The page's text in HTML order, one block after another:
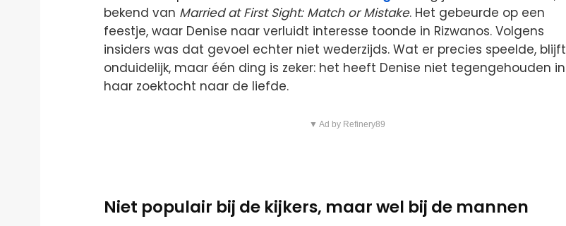
bekend van Married at First Sight: Match or Mistake. Het gebeurde op een
feestje, waar Denise naar verluidt interesse toonde in Rizwanos. Volgens
insiders was dat gevoel echter niet wederzijds. Wat er precies speelde, blijft
onduidelijk, maar één ding is zeker: het heeft Denise niet tegengehouden in
haar zoektocht naar de liefde.
▼ Ad by Refinery89
Niet populair bij de kijkers, maar wel bij de mannen